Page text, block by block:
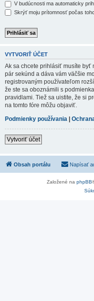
V budúcnosti ma automaticky
Skrýť moju prítomnosť počas
VYTVORIŤ ÚČET
Ak sa chcete prihlásiť musíte byť
pár sekúnd a dáva vám väčšie
registrovaným používateľom
že ste sa oboznámili s
pravidlami. Tiež sa uistite, že si
na tomto fóre môžu objaviť.
Podmienky používania |
Vytvoriť účet
Obsah portálu Napísať
Založené na phpBB